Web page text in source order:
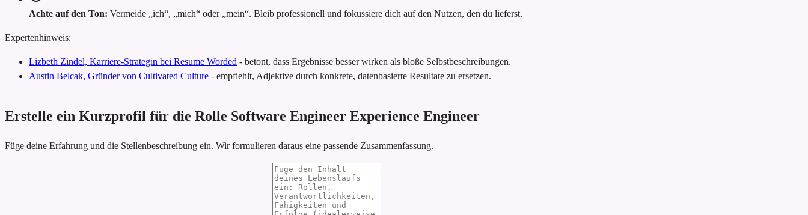
Achte auf den Ton: Vermeide „ich“, „mich“ oder „mein“. Bleib professionell und fokussiere dich auf den Nutzen, den du lieferst.
Expertenhinweis:
Lizbeth Zindel, Karriere-Strategin bei Resume Worded - betont, dass Ergebnisse besser wirken als bloße Selbstbeschreibungen.
Austin Belcak, Gründer von Cultivated Culture - empfiehlt, Adjektive durch konkrete, datenbasierte Resultate zu ersetzen.
Erstelle ein Kurzprofil für die Rolle Software Engineer Experience Engineer
Füge deine Erfahrung und die Stellenbeschreibung ein. Wir formulieren daraus eine passende Zusammenfassung.